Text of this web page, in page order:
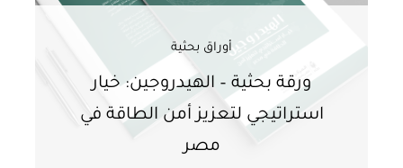
أوراق بحثية
ورقة بحثية – الهيدروجين: خيار
استراتيجي لتعزيز أمن الطاقة في
مصر